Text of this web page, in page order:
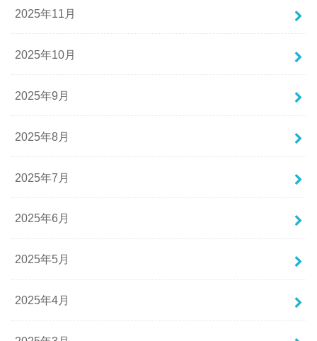
2025年11月
2025年10月
2025年9月
2025年8月
2025年7月
2025年6月
2025年5月
2025年4月